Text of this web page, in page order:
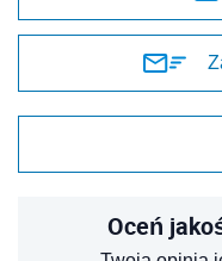
Oceń